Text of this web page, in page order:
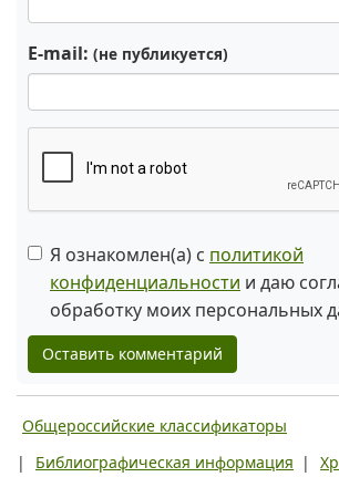
E-mail: (не публикуется)
Я ознакомлен(а) с политикой
конфиденциальности и даю
обработку моих персональных
Оставить комментарий
Общероссийские классификаторы
|
Библиографическая информация |